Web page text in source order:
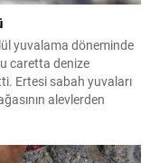
yuvalama döneminde
caretta denize
Ertesi sabah yuvaları
alevlerden
(EKAD)
için yoğun ve